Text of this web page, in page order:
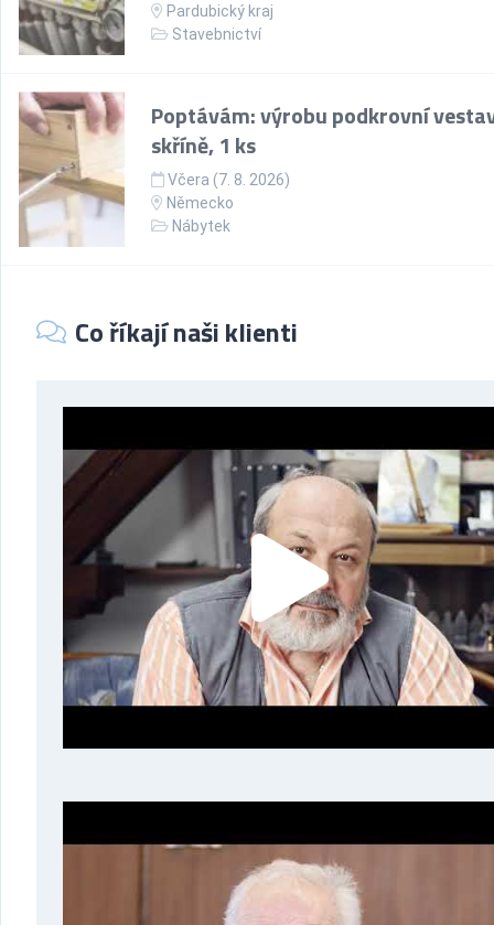
Pardubický kraj
Stavebnictví
Poptávám: výrobu podkrovní
skříně, 1 ks
Včera (7. 8. 2026)
Německo
Nábytek
Co říkají naši klienti